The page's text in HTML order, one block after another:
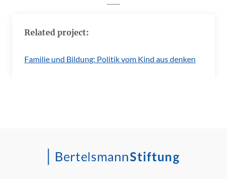
Related project:
Familie und Bildung: Politik vom Kind aus denken